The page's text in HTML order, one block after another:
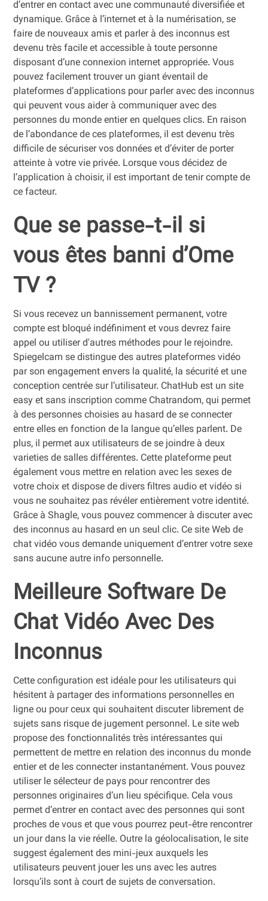
d’entrer en contact avec une communauté diversifiée et
dynamique. Grâce à l’internet et à la numérisation, se
faire de nouveaux amis et parler à des inconnus est
devenu très facile et accessible à toute personne
disposant d’une connexion internet appropriée. Vous
pouvez facilement trouver un giant éventail de
plateformes d’applications pour parler avec des inconnus
qui peuvent vous aider à communiquer avec des
personnes du monde entier en quelques clics. En raison
de l’abondance de ces plateformes, il est devenu très
difficile de sécuriser vos données et d’éviter de porter
atteinte à votre vie privée. Lorsque vous décidez de
l’application à choisir, il est important de tenir compte de
ce facteur.
Que se passe-t-il si
vous êtes banni d’Ome
TV ?
Si vous recevez un bannissement permanent, votre
compte est bloqué indéfiniment et vous devrez faire
appel ou utiliser d'autres méthodes pour le rejoindre.
Spiegelcam se distingue des autres plateformes vidéo
par son engagement envers la qualité, la sécurité et une
conception centrée sur l’utilisateur. ChatHub est un site
easy et sans inscription comme Chatrandom, qui permet
à des personnes choisies au hasard de se connecter
entre elles en fonction de la langue qu’elles parlent. De
plus, il permet aux utilisateurs de se joindre à deux
varieties de salles différentes. Cette plateforme peut
également vous mettre en relation avec les sexes de
votre choix et dispose de divers filtres audio et vidéo si
vous ne souhaitez pas révéler entièrement votre identité.
Grâce à Shagle, vous pouvez commencer à discuter avec
des inconnus au hasard en un seul clic. Ce site Web de
chat vidéo vous demande uniquement d’entrer votre sexe
sans aucune autre info personnelle.
Meilleure Software De
Chat Vidéo Avec Des
Inconnus
Cette configuration est idéale pour les utilisateurs qui
hésitent à partager des informations personnelles en
ligne ou pour ceux qui souhaitent discuter librement de
sujets sans risque de jugement personnel. Le site web
propose des fonctionnalités très intéressantes qui
permettent de mettre en relation des inconnus du monde
entier et de les connecter instantanément. Vous pouvez
utiliser le sélecteur de pays pour rencontrer des
personnes originaires d’un lieu spécifique. Cela vous
permet d’entrer en contact avec des personnes qui sont
proches de vous et que vous pourrez peut-être rencontrer
un jour dans la vie réelle. Outre la géolocalisation, le site
suggest également des mini-jeux auxquels les
utilisateurs peuvent jouer les uns avec les autres
lorsqu’ils sont à court de sujets de conversation.